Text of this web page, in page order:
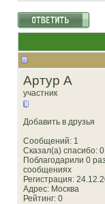
Артур А
участник
Добавить в друзья
Сообщений: 1
Сказал(а) спасибо: 0
Поблагодарили 0
сообщениях
Регистрация:
Адрес: Москва
Рейтинг: 0